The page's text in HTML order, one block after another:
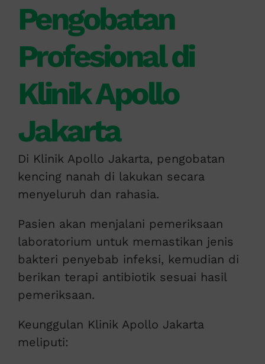
Pengobatan
Profesional di
Klinik Apollo
Jakarta
Di Klinik Apollo Jakarta, pengobatan
kencing nanah di lakukan secara
menyeluruh dan rahasia.
Pasien akan menjalani pemeriksaan
laboratorium untuk memastikan jenis
bakteri penyebab infeksi, kemudian di
berikan terapi antibiotik sesuai hasil
pemeriksaan.
Keunggulan Klinik Apollo Jakarta
meliputi: